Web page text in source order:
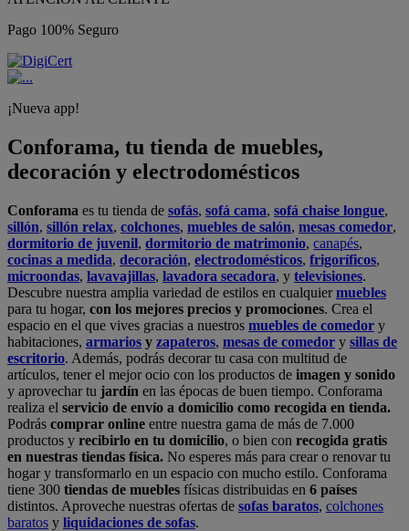
Pago 100% Seguro
¡Nueva app!
Conforama, tu tienda de muebles,
decoración y electrodomésticos
Conforama es tu tienda de sofás, sofá cama, sofá chaise longue,
sillón, sillón relax, colchones, muebles de salón, mesas comedor,
dormitorio de juvenil, dormitorio de matrimonio, canapés,
cocinas a medida, decoración, electrodomésticos, frigoríficos,
microondas, lavavajillas, lavadora secadora, y televisiones.
Descubre nuestra amplia variedad de estilos en cualquiermuebles
para tu hogar, con los mejores precios y promociones. Crea el
espacio en el que vives gracias a nuestros muebles de comedor y
habitaciones, armarios y zapateros, mesas de comedor y sillas de
escritorio. Además, podrás decorar tu casa con multitud de
artículos, tener el mejor ocio con los productos de imagen y sonido
y aprovechar tu jardín en las épocas de buen tiempo. Conforama
realiza el servicio de envío a domicilio como recogida en tienda.
Podrás comprar online entre nuestra gama de más de 7.000
productos y recibirlo en tu domicilio, o bien con recogida gratis
en nuestras tiendas física. No esperes más para crear o renovar tu
hogar y transformarlo en un espacio con mucho estilo. Conforama
tiene 300 tiendas de muebles físicas distribuidas en 6 países
distintos. Aproveche nuestras ofertas de sofas baratos, colchones
baratos y liquidaciones de sofas.